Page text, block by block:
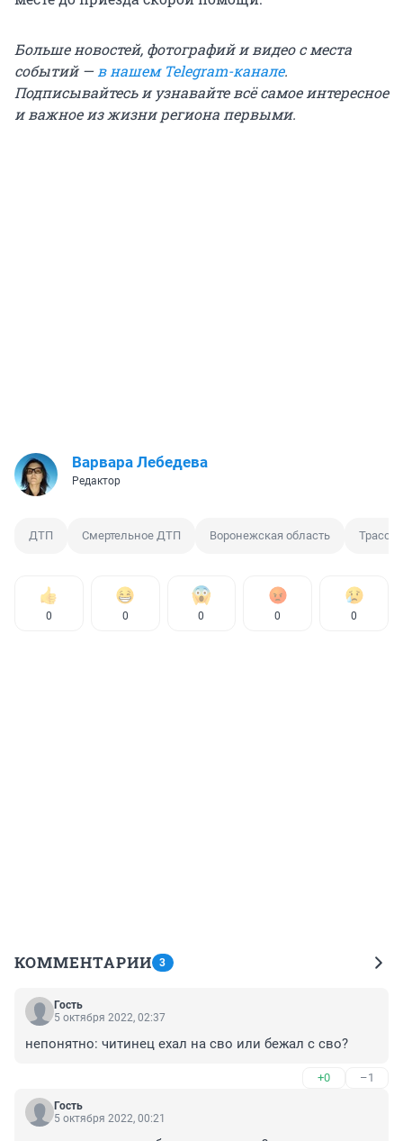
Больше новостей, фотографий и видео с места
событий —в нашем Telegram-канале.
Подписывайтесь и узнавайте всё самое интересное
и важное из жизни региона первыми.
Варвара Лебедева
Редактор
ДТП Смертельное ДТП Воронежская область Трасса
0 0 0 0 0
КОММЕНТАРИИ 3
Гость
5 октября 2022, 02:37
непонятно: читинец ехал на сво или бежал с сво?
+0 –1
Гость
5 октября 2022, 00:21